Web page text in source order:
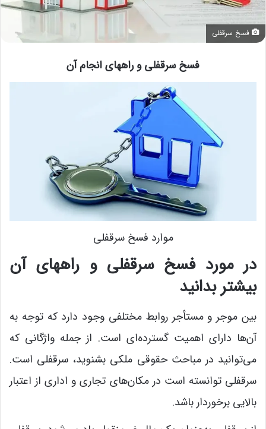
فسخ سرقفلی
فسخ سرقفلی و راههای انجام آن
موارد فسخ سرقفلی
در مورد فسخ سرقفلی و راههای آن
بیشتر بدانید
بین موجر و مستأجر روابط مختلفی وجود دارد که توجه به
آن‌ها دارای اهمیت گسترده‌ای است. از جمله واژگانی که
می‌توانید در مباحث حقوقی ملکی بشنوید، سرقفلی است.
سرقفلی توانسته است در مکان‌های تجاری و اداری از اعتبار
بالایی برخوردار باشد.